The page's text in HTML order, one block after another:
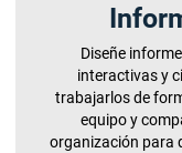
Diseñe
interactivas y
trabajarlos de
equipo y
organización para